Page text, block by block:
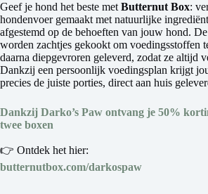
Geef je hond het beste met Butternut Box:
hondenvoer gemaakt met natuurlijke
afgestemd op de behoeften van jouw hond.
worden zachtjes gekookt om voedingsstoffen
daarna diepgevroren geleverd, zodat ze altijd
Dankzij een persoonlijk voedingsplan krijgt
precies de juiste porties, direct aan huis
Dankzij Darko’s Paw ontvang je 50%
twee boxen
👉 Ontdek het hier:
butternutbox.com/darkospaw